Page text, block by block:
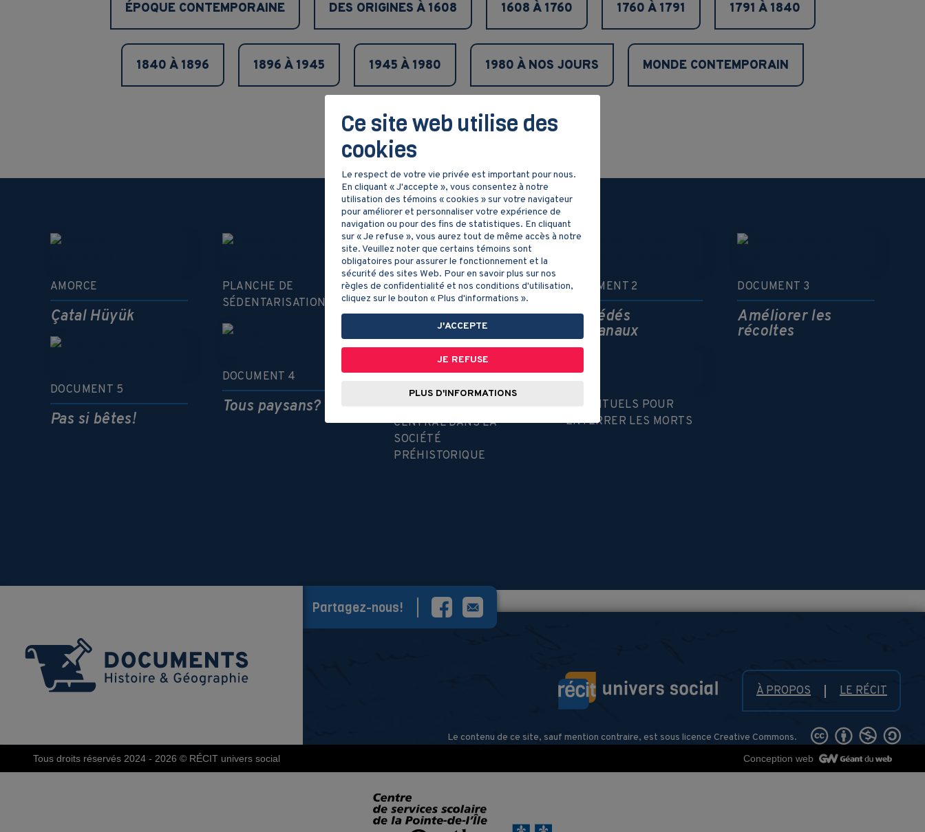
ÉPOQUE CONTEMPORAINE DES ORIGINES À 1608 1608 À 1760 1760 À 1791 1791 À 1840
1840 À 1896 1896 À 1945 1945 À 1980 1980 À NOS JOURS MONDE CONTEMPORAIN
DOCUMENTS VARIÉS
AMORCE
Çatal Hüyük
PLANCHE DE
SÉDENTARISATION
DOCUMENT 1
Le Croissant fertile
DOCUMENT 2
Procédés
artisanaux
DOCUMENT 3
Améliorer les
récoltes
DOCUMENT 4
Tous paysans?
DOCUMENT 5
Pas si bêtes!
CENTRAL DANS LA
SOCIÉTÉ
PRÉHISTORIQUE
DES RITUELS POUR
ENTERRER LES MORTS
À PROPOS LE RÉCIT
Le contenu de ce site, sauf mention contraire, est sous licence Creative Commons.
Partagez-nous!
Tous droits réservés 2024 - 2026 © RÉCIT univers social Conception web
Ce site web utilise des
cookies
Le respect de votre vie privée est important pour nous.
En cliquant « J'accepte », vous consentez à notre
utilisation des témoins « cookies » sur votre navigateur
pour améliorer et personnaliser votre expérience de
navigation ou pour des fins de statistiques. En cliquant
sur « Je refuse », vous aurez tout de même accès à notre
site. Veuillez noter que certains témoins sont
obligatoires pour assurer le fonctionnement et la
sécurité des sites Web. Pour en savoir plus sur nos
règles de confidentialité et nos conditions d'utilisation,
cliquez sur le bouton « Plus d'informations ».
J'ACCEPTE
JE REFUSE
PLUS D'INFORMATIONS